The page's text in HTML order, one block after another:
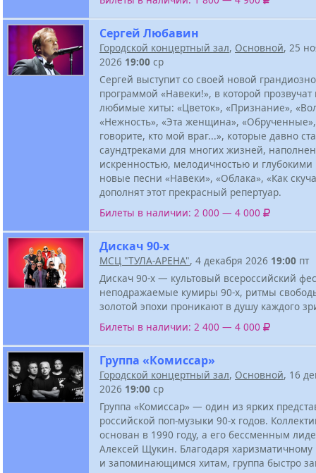
Сергей Любавин
Городской концертный зал, Основной, 25
2026 19:00 ср
Сергей выступит со своей новой
программой «Навеки!», в которой
любимые хиты: «Цветок», «Признание»,
«Нежность», «Эта женщина»,
говорите, кто мой враг...», которые давно
саундтреками для многих жизней,
искренностью, мелодичностью и
новые песни «Навеки», «Облака», «Как
дополнят этот прекрасный репертуар.
Билеты в наличии: 2 000 — 4 000
Дискач 90-х
МСЦ "ТУЛА-АРЕНА", 4 декабря 2026 19:00 пт
Дискач 90-х — культовый всероссийский
неподражаемые кумиры 90-х, ритмы
золотой эпохи проникают в душу каждого
Билеты в наличии: 2 400 — 4 000
Группа «Комиссар»
Городской концертный зал, Основной, 16
2026 19:00 ср
Группа «Комиссар» — один из ярких
российской поп-музыки 90-х годов.
основан в 1990 году, а его бессменным
Алексей Щукин. Благодаря
и запоминающимся хитам, группа быстро